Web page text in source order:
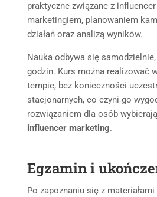
praktyczne związane z influencer
marketingiem, planowaniem
działań oraz analizą wyników.
Nauka odbywa się
godzin. Kurs można realizować
tempie, bez konieczności
stacjonarnych, co czyni go
rozwiązaniem dla osób
influencer marketing.
Egzamin i
Po zapoznaniu się z